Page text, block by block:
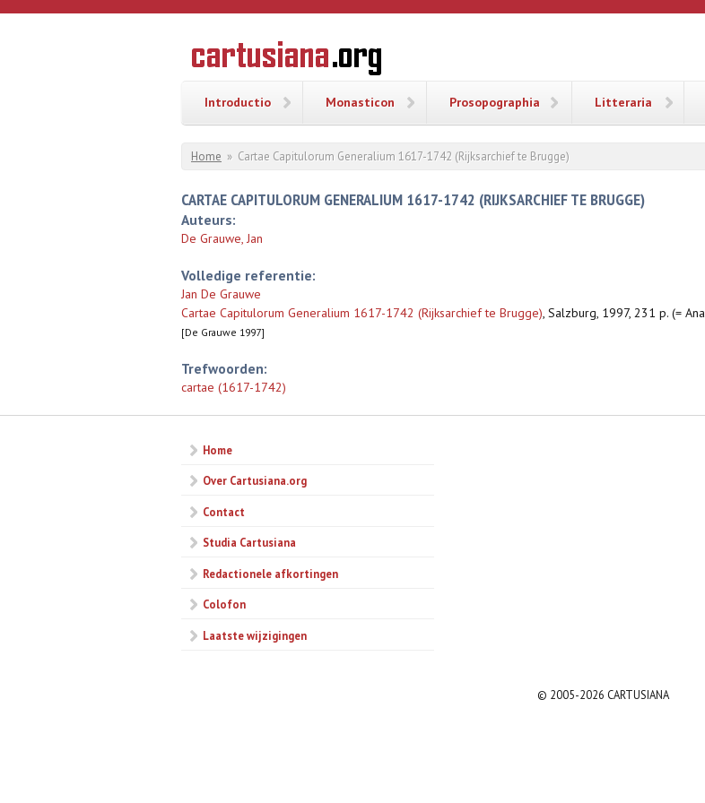
Overslaan en naar de inhoud gaan
CARTUSIANA
Geschiedenis
van de
Introductio Monasticon Prosopographia Litteraria
U bent hier
Home » Cartae Capitulorum Generalium 1617-1742 (Rijksarchief te Brugge)
CARTAE CAPITULORUM GENERALIUM 1617-1742 (RIJKSARCHIEF TE BRUGGE)
Auteurs:
De Grauwe, Jan
Volledige referentie:
Jan De Grauwe
Cartae Capitulorum Generalium 1617-1742 (Rijksarchief te Brugge), Salzburg, 1997, 231 p. (=
[De Grauwe 1997]
Trefwoorden:
cartae (1617-1742)
Home
Over Cartusiana.org
Contact
Studia Cartusiana
Redactionele afkortingen
Colofon
Laatste wijzigingen
© 2005-2026 CARTUSIANA